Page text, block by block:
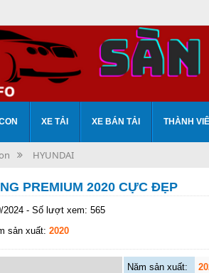
XE TẢI XE BÁN TẢI THÀNH
HYUNDAI
PREMIUM 2020 CỰC ĐẸP
2024 - Số lượt xem: 565
sản xuất: 2020
Năm sản xuất: